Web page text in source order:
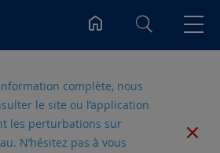
complète, nous
le site ou l’application
les perturbations sur
N’hésitez pas à vous